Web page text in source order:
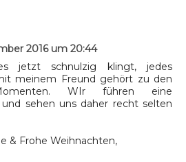
2016 um 20:44
jetzt schnulzig klingt, jedes
meinem Freund gehört zu den
WIr führen eine
und sehen uns daher recht selten
& Frohe Weihnachten,